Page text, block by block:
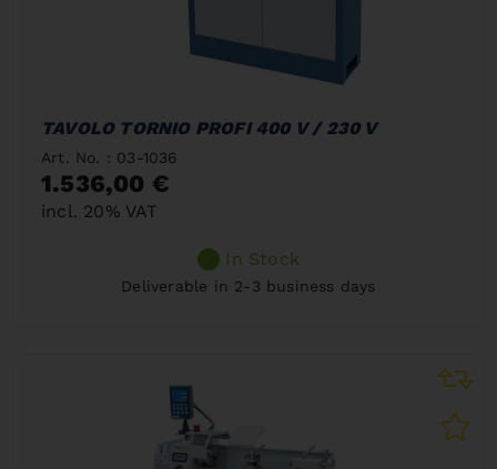
TAVOLO TORNIO PROFI 400 V / 230 V
Art. No. : 03-1036
1.536,00 €
incl. 20% VAT
In Stock
Deliverable in 2-3 business days